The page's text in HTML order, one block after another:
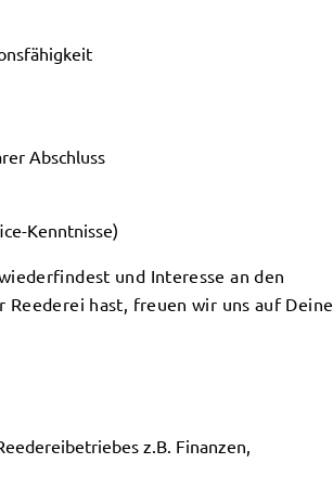
Abschluss
Kenntnisse)
und Interesse an den
hast, freuen wir uns auf Deine
z.B. Finanzen,